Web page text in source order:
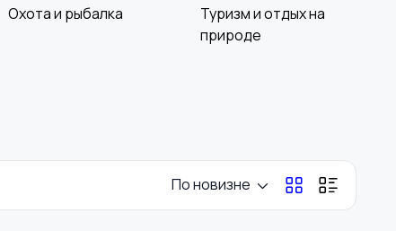
Охота и рыбалка
Туризм и отдых на
природе
По новизне